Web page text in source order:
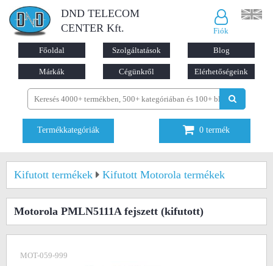
DND TELECOM
CENTER Kft.
Fiók
Főoldal Szolgáltatások Blog
Márkák Cégünkről Elérhetőségeink
Termékkategóriák 0 termék
Kifutott termékek Kifutott Motorola termékek
Motorola PMLN5111A fejszett (kifutott)
MOT-059-999